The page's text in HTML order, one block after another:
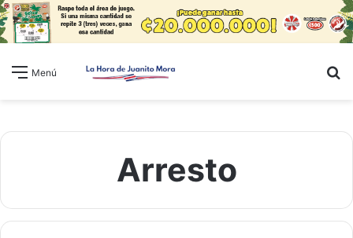
Menú
Arresto